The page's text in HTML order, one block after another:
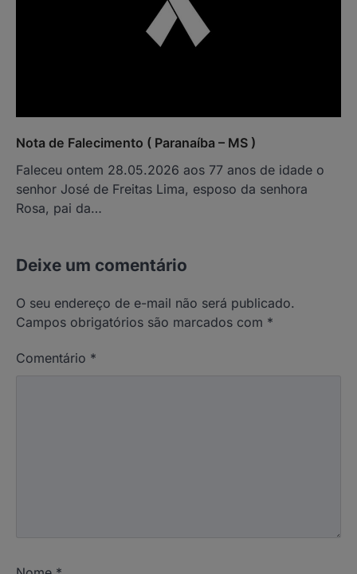
Nota de Falecimento ( Paranaíba – MS )
Faleceu ontem 28.05.2026 aos 77 anos de idade o
senhor José de Freitas Lima, esposo da senhora
Rosa, pai da…
Deixe um comentário
O seu endereço de e-mail não será publicado.
Campos obrigatórios são marcados com *
Comentário *